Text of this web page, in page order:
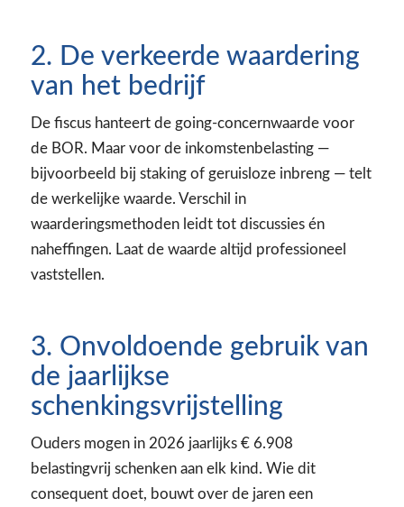
2. De verkeerde waardering
van het bedrijf
De fiscus hanteert de going-concernwaarde voor
de BOR. Maar voor de inkomstenbelasting —
bijvoorbeeld bij staking of geruisloze inbreng — telt
de werkelijke waarde. Verschil in
waarderingsmethoden leidt tot discussies én
naheffingen. Laat de waarde altijd professioneel
vaststellen.
3. Onvoldoende gebruik van
de jaarlijkse
schenkingsvrijstelling
Ouders mogen in 2026 jaarlijks € 6.908
belastingvrij schenken aan elk kind. Wie dit
consequent doet, bouwt over de jaren een